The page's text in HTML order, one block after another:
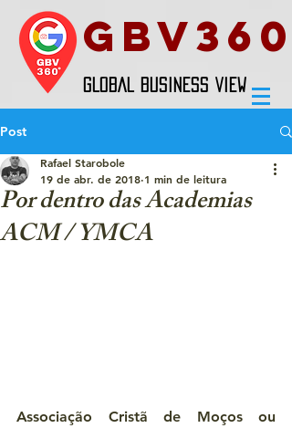
GBV360
GLOBAL BUSINESS VIEW
Post
Por dentro das Academias
ACM / YMCA
Rafael Starobole
19 de abr. de 2018 1 min de leitura
Associação Cristã de Moços ou